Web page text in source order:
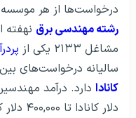
درخواست‌ها از هر موسسه
رشته مهندسی برق
مشاغل ۲۱۳۳ یکی از
سالیانه درخواست‌های
کانادا
دلار